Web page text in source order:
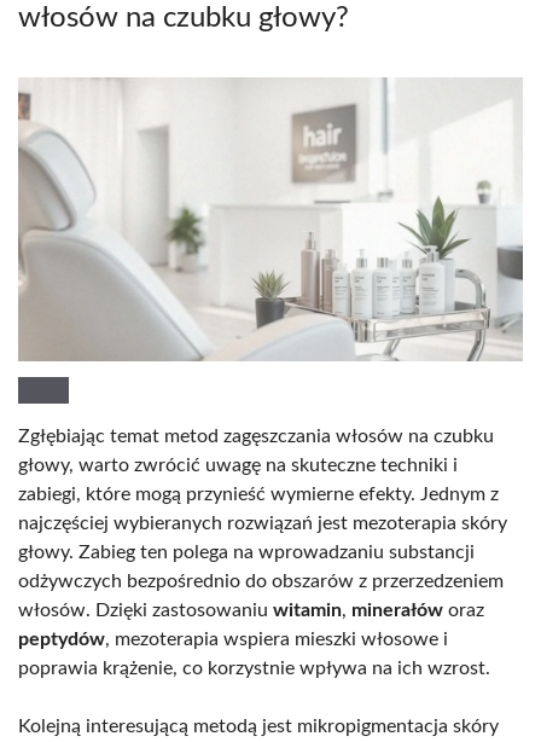
włosów na czubku głowy?
Zgłębiając temat metod zagęszczania włosów na czubku
głowy, warto zwrócić uwagę na skuteczne techniki i
zabiegi, które mogą przynieść wymierne efekty. Jednym z
najczęściej wybieranych rozwiązań jest mezoterapia skóry
głowy. Zabieg ten polega na wprowadzaniu substancji
odżywczych bezpośrednio do obszarów z przerzedzeniem
włosów. Dzięki zastosowaniu witamin, minerałów oraz
peptydów, mezoterapia wspiera mieszki włosowe i
poprawia krążenie, co korzystnie wpływa na ich wzrost.
Kolejną interesującą metodą jest mikropigmentacja skóry